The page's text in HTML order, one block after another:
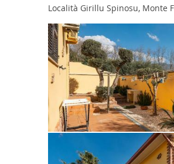
Località Girillu Spinosu, Monte